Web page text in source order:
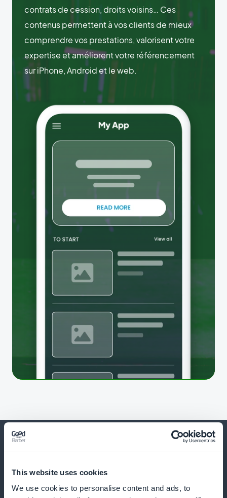
This website uses cookies
We use cookies to personalise content and ads, to
contrats de cession, droits voisins… Ces
contenus permettent à vos clients de mieux
comprendre vos prestations, valorisent votre
expertise et améliorent votre référencement
sur iPhone, Android et le web.
Et bien d’autres choses...